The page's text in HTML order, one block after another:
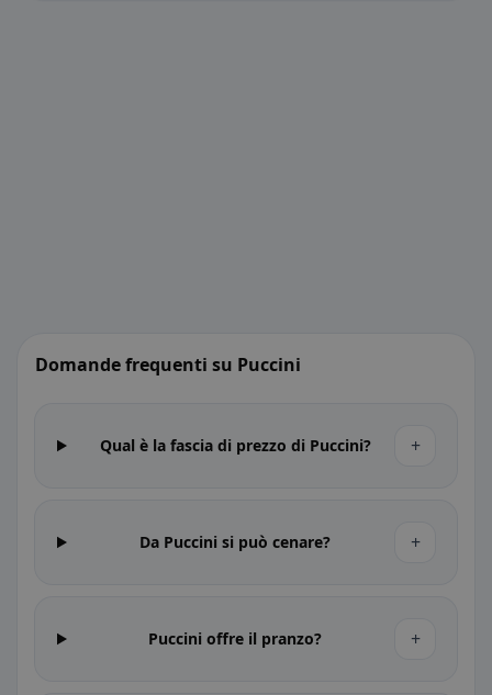
Domande frequenti su Puccini
Qual è la fascia di prezzo di Puccini? +
Da Puccini si può cenare? +
Puccini offre il pranzo? +